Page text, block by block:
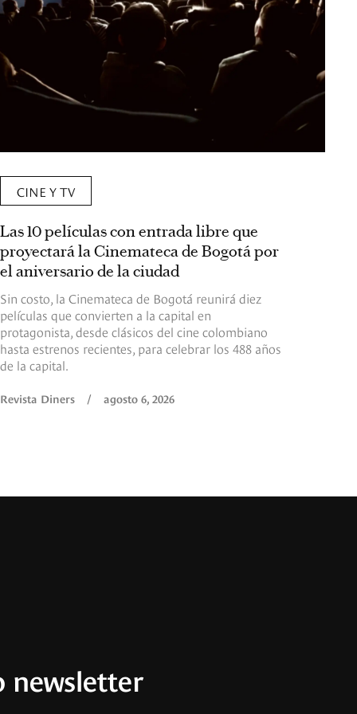
CINE Y TV
Las 10 películas con entrada libre que
proyectará la Cinemateca de Bogotá por
el aniversario de la ciudad
Sin costo, la Cinemateca de Bogotá reunirá diez
películas que convierten a la capital en
protagonista, desde clásicos del cine colombiano
hasta estrenos recientes, para celebrar los 488 años
de la capital.
Revista Diners / agosto 6, 2026
newsletter